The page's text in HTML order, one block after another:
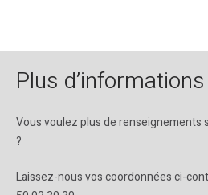
Plus
Vous voulez plus de renseignements
?
Laissez-nous vos coordonnées ci-